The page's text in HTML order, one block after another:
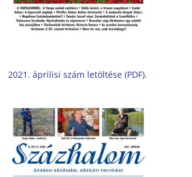
2021. áprilisi szám letöltése (PDF).